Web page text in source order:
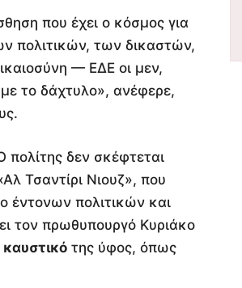
που έχει ο κόσμος για
πολιτικών, των δικαστών,
— ΕΔΕ οι μεν,
το δάχτυλο», ανέφερε,
πολίτης δεν σκέφτεται
Τσαντίρι Νιουζ», που
έντονων πολιτικών και
τον πρωθυπουργό Κυριάκο
καυστικό της ύφος, όπως